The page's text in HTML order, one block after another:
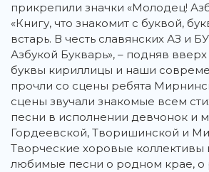
прикрепили значки «Молодец!
«Книгу, что знакомит с буквой,
встарь. В честь славянских АЗ и
Азбукой Букварь», – подняв
буквы кириллицы и наши
прочли со сцены ребята
сцены звучали знакомые всем
песни в исполнении девчонок и
Гордеевской, Творишинской и
Творческие хоровые коллективы
любимые песни о родном крае, о